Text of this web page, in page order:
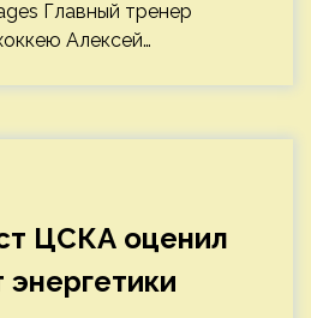
Главный тренер
Алексей…
ЦСКА оценил